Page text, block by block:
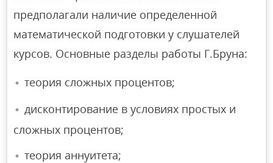
предполагали наличие определенной
математической подготовки у слушателей
курсов. Основные разделы работы Г.Бруна:
теория сложных процентов;
дисконтирование в условиях простых и
сложных процентов;
теория аннуитета;